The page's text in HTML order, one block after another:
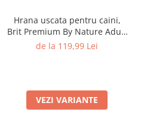
Hrana uscata pentru caini,
Brit Premium By Nature Adult
L, 15 Kg
de la 119,99 Lei
VEZI VARIANTE